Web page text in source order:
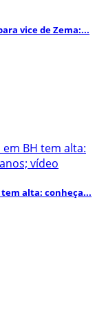
vice de Zema:...
alta: conheça...